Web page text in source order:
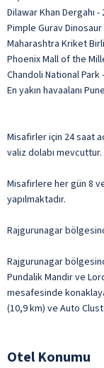
Dilawar Khan Dergahı
Pimple Gurav
Maharashtra Kriket
Phoenix Mall of the
Chandoli National Park
En yakın havaalanı
Misafirler için 24 saat
valiz dolabı
Misafirlere her gün 8
yapılmaktadır.
Rajgurunagar
Rajgurunagar
Pundalik Mandir ve
mesafesinde
(10,9 km) ve Auto
Otel Konumu